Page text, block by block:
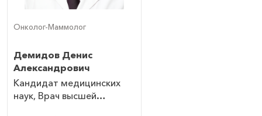
Онколог-Маммолог
Демидов Денис
Александрович
Кандидат медицинских
наук, Врач высшей